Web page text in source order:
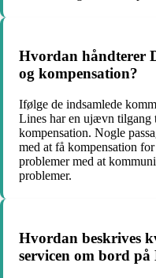
Hvordan håndterer
og kompensation?
Ifølge de indsamlede
Lines har en ujævn tilgang
kompensation. Nogle
med at få kompensation
problemer med at
problemer.
Hvordan beskrives
servicen om bord